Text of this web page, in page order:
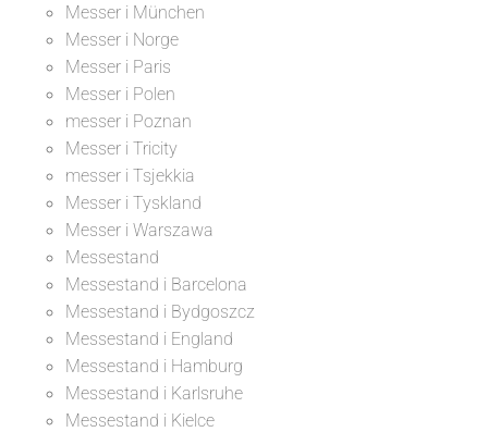
Messer i München
Messer i Norge
Messer i Paris
Messer i Polen
messer i Poznan
Messer i Tricity
messer i Tsjekkia
Messer i Tyskland
Messer i Warszawa
Messestand
Messestand i Barcelona
Messestand i Bydgoszcz
Messestand i England
Messestand i Hamburg
Messestand i Karlsruhe
Messestand i Kielce